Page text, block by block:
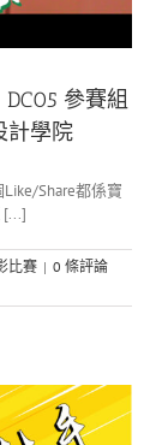
參賽組
計學院
Share都係寶
[...]
比賽 | 0 條評論